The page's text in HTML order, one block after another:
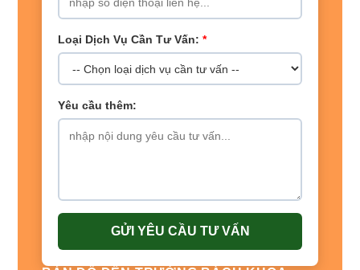
Loại Dịch Vụ Cần Tư Vấn: *
Yêu cầu thêm:
GỬI YÊU CẦU TƯ VẤN